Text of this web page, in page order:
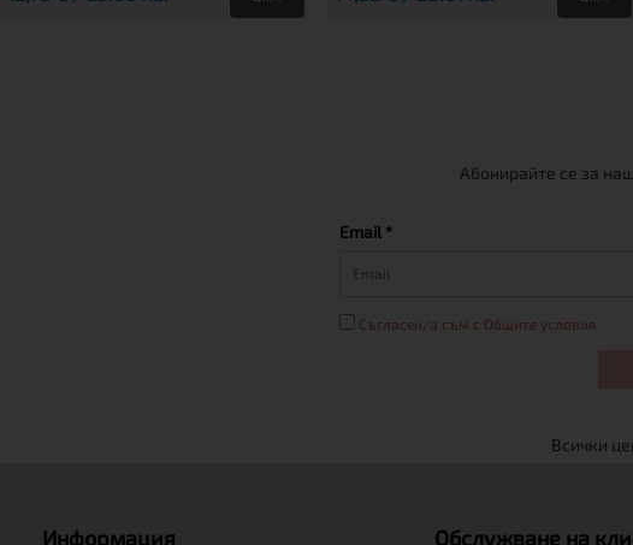
Абонирайте се за
Email *
Съгласен/а съм с Общите условия
Информация Обслужване на